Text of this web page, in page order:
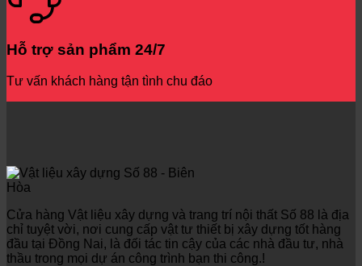
Hỗ trợ sản phẩm 24/7
Tư vấn khách hàng tận tình chu đáo
Cửa hàng Vật liệu xây dựng và trang trí nội thất Số 88 là địa
chỉ tuyệt vời, nơi cung cấp vật tư thiết bị xây dựng tốt hàng
đầu tại Đồng Nai, là đối tác tin cậy của các nhà đầu tư, nhà
thầu trong mọi dự án công trình bạn thi công.!